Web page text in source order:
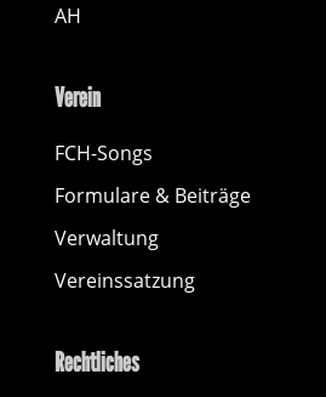
AH
Verein
FCH-Songs
Formulare & Beiträge
Verwaltung
Vereinssatzung
Rechtliches